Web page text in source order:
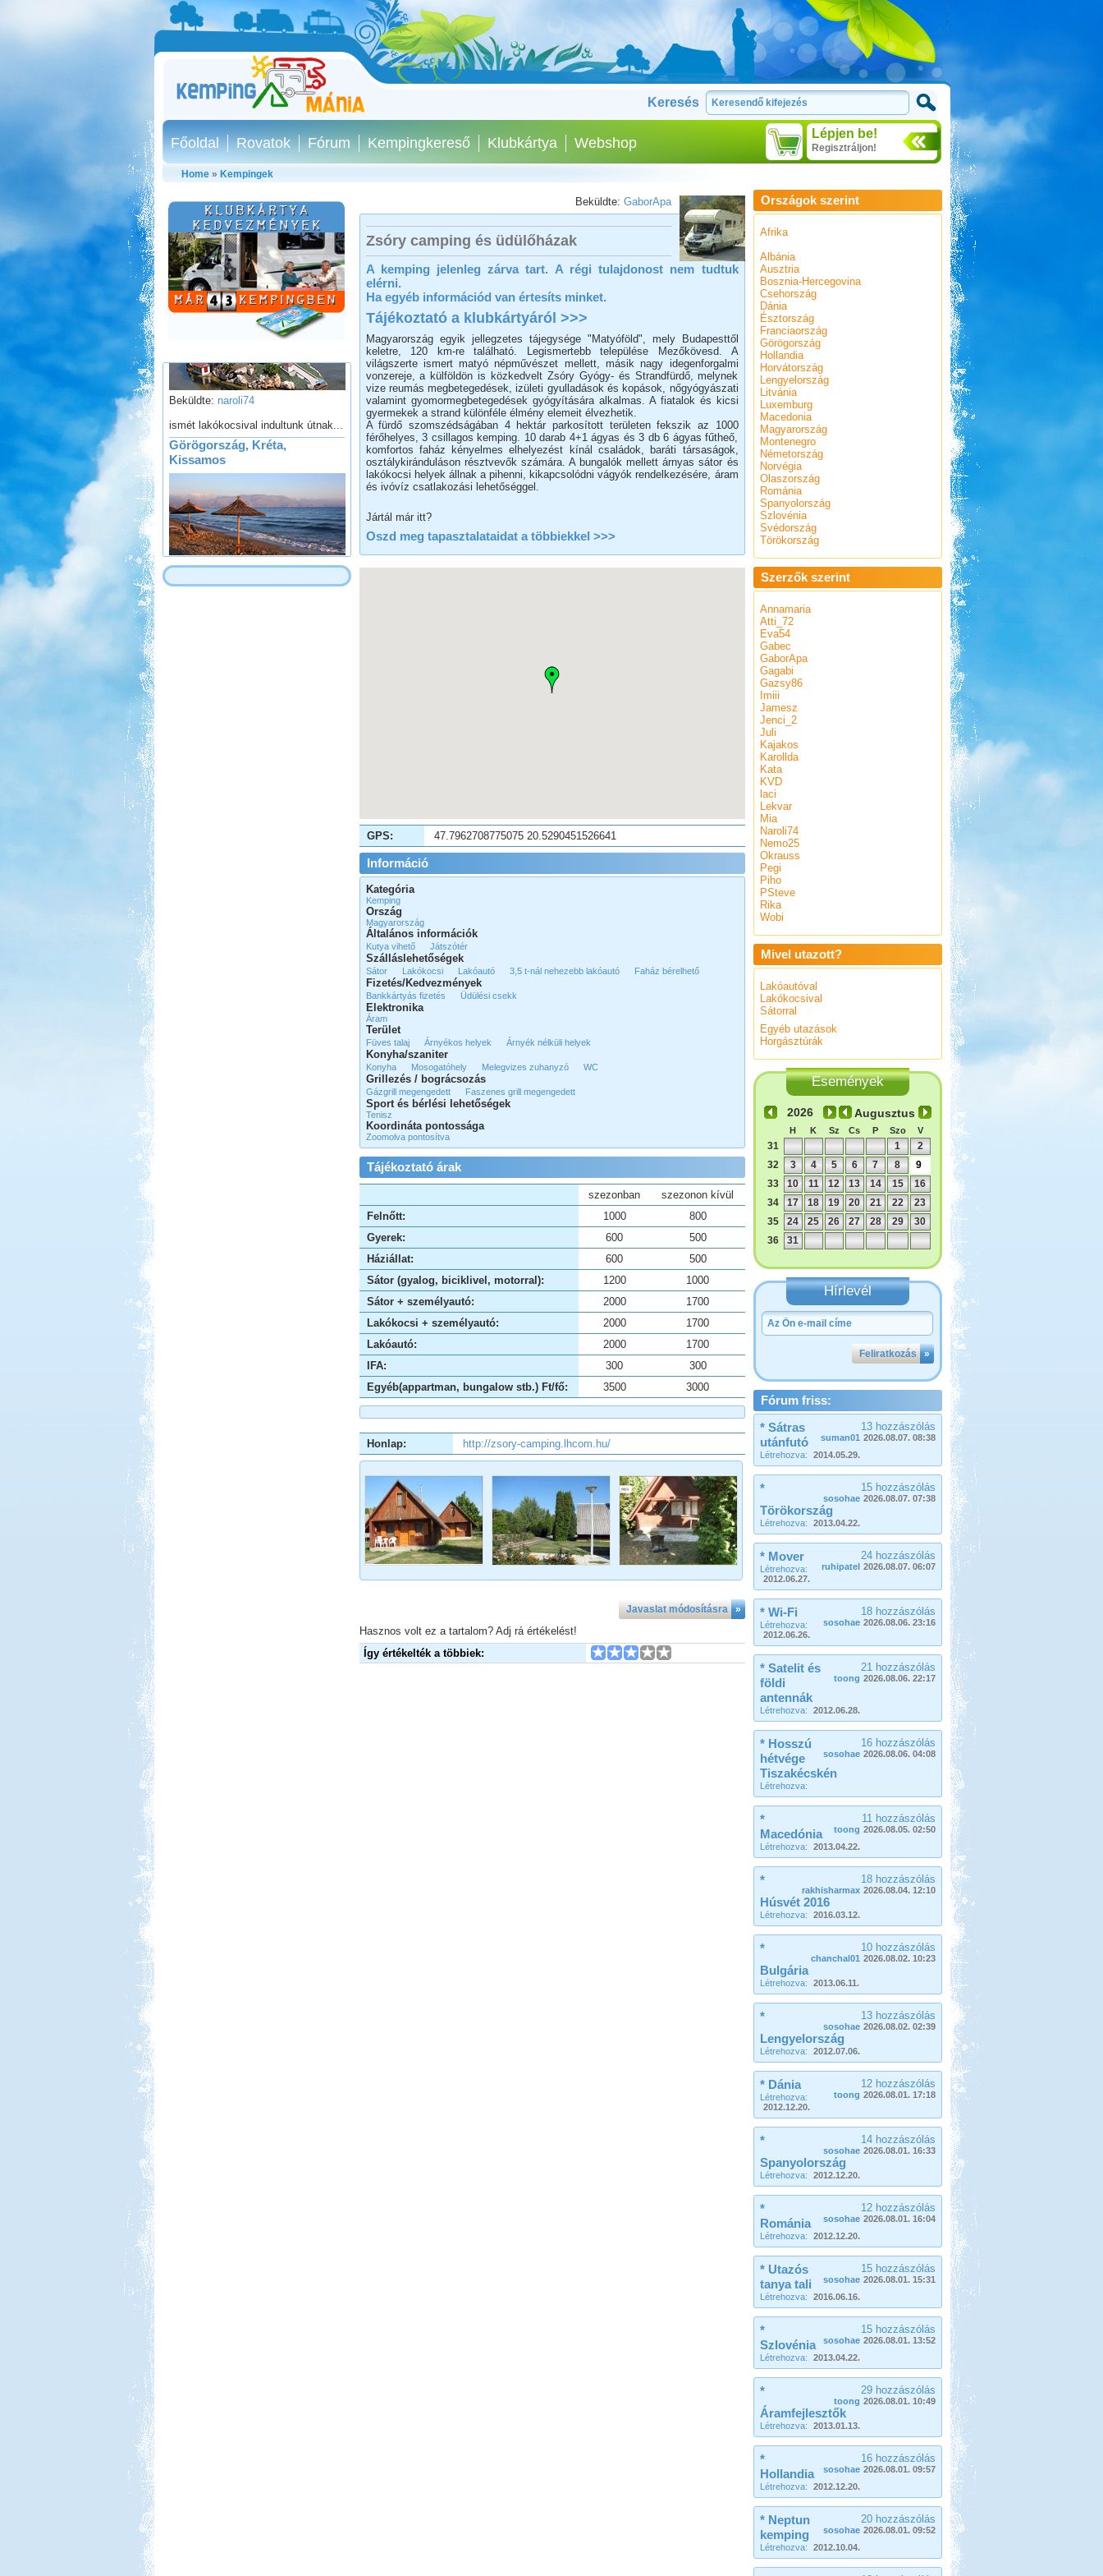
Keresés
Lépjen be!
Regisztráljon!
Főoldal Rovatok Fórum Kempingkereső Klubkártya Webshop
Home» Kempingek
Olaszországba, ausztriai
megállókkal
Beküldte:naroli74
ismét lakókocsival indultunk útnak...
Görögország, Kréta,
Kissamos
Beküldte:mia
A bő két hétre tervezett
nyaralásunkból pár napot sátorban
Beküldte: GaborApa
Zsóry camping és üdülőházak
A kemping jelenleg zárva tart. A régi tulajdonost nem tudtuk
elérni.
Ha egyéb információd van értesíts minket.
Tájékoztató a klubkártyáról >>>
Magyarország egyik jellegzetes tájegysége "Matyóföld", mely Budapesttől
keletre, 120 km-re található. Legismertebb települése Mezőkövesd. A
világszerte ismert matyó népművészet mellett, másik nagy idegenforgalmi
vonzereje, a külföldön is közkedvelt Zsóry Gyógy- és Strandfürdő, melynek
vize reumás megbetegedések, izületi gyulladások és kopások, nőgyógyászati
valamint gyomormegbetegedések gyógyítására alkalmas. A fiatalok és kicsi
gyermekek a strand különféle élmény elemeit élvezhetik.
A fürdő szomszédságában 4 hektár parkosított területen fekszik az 1000
férőhelyes, 3 csillagos kemping. 10 darab 4+1 ágyas és 3 db 6 ágyas fűtheő,
komfortos faház kényelmes elhelyezést kínál családok, baráti társaságok,
osztálykiránduláson résztvevők számára. A bungalók mellett árnyas sátor és
lakókocsi helyek állnak a pihenni, kikapcsolódni vágyók rendelkezésére, áram
és ivóvíz csatlakozási lehetőséggel.
Jártál már itt?
Oszd meg tapasztalataidat a többiekkel >>>
GPS: 47.7962708775075 20.5290451526641
Információ
Kategória
Kemping
Ország
Magyarország
Általános információk
Kutya vihető Játszótér
Szálláslehetőségek
Sátor Lakókocsi Lakóautó 3,5 t-nál nehezebb lakóautó Faház bérelhető
Fizetés/Kedvezmények
Bankkártyás fizetés Üdülési csekk
Elektronika
Áram
Terület
Füves talaj Árnyékos helyek Árnyék nélküli helyek
Konyha/szaniter
Konyha Mosogatóhely Melegvizes zuhanyzó WC
Grillezés / bográcsozás
Gázgrill megengedett Faszenes grill megengedett
Sport és bérlési lehetőségek
Tenisz
Koordináta pontossága
Zoomolva pontosítva
Tájékoztató árak
szezonban
szezonon kívül
Felnőtt:
1000
800
Gyerek:
600
500
Háziállat:
600
500
Sátor (gyalog, biciklivel, motorral):
1200
1000
Sátor + személyautó:
2000
1700
Lakókocsi + személyautó:
2000
1700
Lakóautó:
2000
1700
IFA:
300
300
Egyéb(appartman, bungalow stb.) Ft/fő:
3500 3000
Honlap: http://zsory-camping.lhcom.hu/
Javaslat módosításra »
Hasznos volt ez a tartalom? Adj rá értékelést!
Így értékelték a többiek:
Országok szerint
Afrika
Albánia
Ausztria
Bosznia-Hercegovina
Csehország
Dánia
Észtország
Franciaország
Görögország
Hollandia
Horvátország
Lengyelország
Litvánia
Luxemburg
Macedonia
Magyarország
Montenegro
Németország
Norvégia
Olaszország
Románia
Spanyolország
Szlovénia
Svédország
Törökország
Szerzők szerint
Annamaria
Atti_72
Eva54
Gabec
GaborApa
Gagabi
Gazsy86
Imiii
Jamesz
Jenci_2
Juli
Kajakos
Karollda
Kata
KVD
laci
Lekvar
Mia
Naroli74
Nemo25
Okrauss
Pegi
Piho
PSteve
Rika
Wobi
Mivel utazott?
Lakóautóval
Lakókocsival
Sátorral
Egyéb utazások
Horgásztúrák
Események
Augusztus
H K Sz Cs P Szo V
31 1
2
32
3 4 5 6 7 8
9
33
10 11 12 13 14 15
16
34
17 18 19 20 21 22
23
35
24 25 26 27 28 29
30
36
31
Hírlevél
Feliratkozás »
Fórum friss:
13 hozzászólás
suman01 2026.08.07. 08:38
* Sátras
utánfutó
Létrehozva: 2014.05.29.
15 hozzászólás
sosohae 2026.08.07. 07:38
*
Törökország
Létrehozva: 2013.04.22.
24 hozzászólás
ruhipatel 2026.08.07. 06:07
* Mover
Létrehozva:
2012.06.27.
18 hozzászólás
sosohae 2026.08.06. 23:16
* Wi-Fi
Létrehozva:
2012.06.26.
21 hozzászólás
toong 2026.08.06. 22:17
* Satelit és
földi
antennák
Létrehozva: 2012.06.28.
16 hozzászólás
sosohae 2026.08.06. 04:08
* Hosszú
hétvége
Tiszakécskén
Létrehozva:
11 hozzászólás
toong 2026.08.05. 02:50
*
Macedónia
Létrehozva: 2013.04.22.
18 hozzászólás
rakhisharmax 2026.08.04. 12:10
*
Húsvét 2016
Létrehozva: 2016.03.12.
10 hozzászólás
chanchal01 2026.08.02. 10:23
*
Bulgária
Létrehozva: 2013.06.11.
13 hozzászólás
sosohae 2026.08.02. 02:39
*
Lengyelország
Létrehozva: 2012.07.06.
12 hozzászólás
toong 2026.08.01. 17:18
* Dánia
Létrehozva:
2012.12.20.
14 hozzászólás
sosohae 2026.08.01. 16:33
*
Spanyolország
Létrehozva: 2012.12.20.
12 hozzászólás
sosohae 2026.08.01. 16:04
*
Románia
Létrehozva: 2012.12.20.
15 hozzászólás
sosohae 2026.08.01. 15:31
* Utazós
tanya tali
Létrehozva: 2016.06.16.
15 hozzászólás
sosohae 2026.08.01. 13:52
*
Szlovénia
Létrehozva: 2013.04.22.
29 hozzászólás
toong 2026.08.01. 10:49
*
Áramfejlesztők
Létrehozva: 2013.01.13.
16 hozzászólás
sosohae 2026.08.01. 09:57
*
Hollandia
Létrehozva: 2012.12.20.
20 hozzászólás
sosohae 2026.08.01. 09:52
* Neptun
kemping
Létrehozva: 2012.10.04.